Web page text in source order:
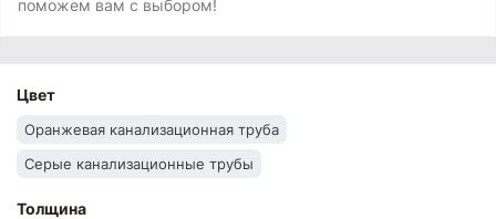
поможем вам с выбором!
Цвет
Оранжевая канализационная труба
Серые канализационные трубы
Толщина